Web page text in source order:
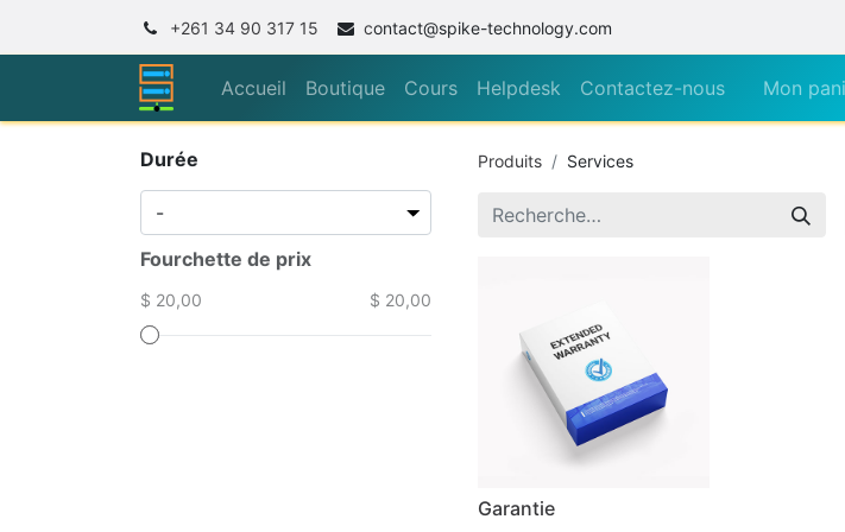
+261 34 90 317 15 contact@spike-technology.com
Accueil Boutique Cours Helpdesk Contactez-nous Mon
Durée
Fourchette de prix
$ 20,00 $ 20,00
Produits Services
Garantie